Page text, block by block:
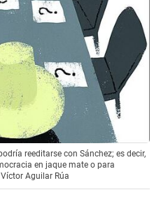
reeditarse con Sánchez; es decir,
en jaque mate o para
Aguilar Rúa